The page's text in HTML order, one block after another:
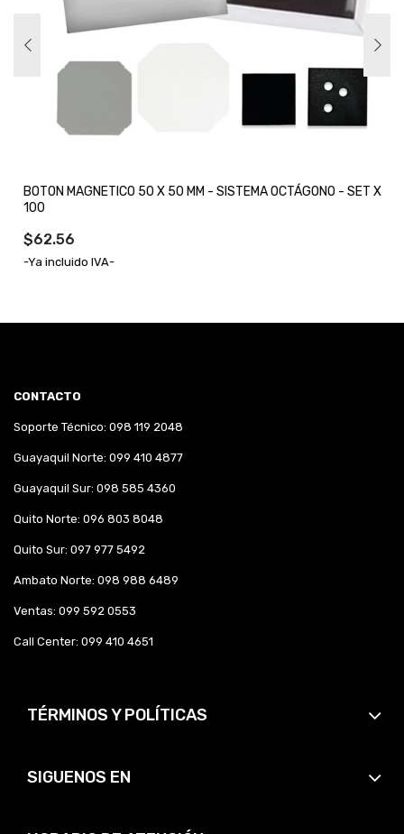
BOTON MAGNETICO 50 X 50 MM - SISTEMA OCTÁGONO - SET X
100
$62.56
-Ya incluido IVA-
CONTACTO
Soporte Técnico: 098 119 2048
Guayaquil Norte: 099 410 4877
Guayaquil Sur: 098 585 4360
Quito Norte: 096 803 8048
Quito Sur: 097 977 5492
Ambato Norte: 098 988 6489
Ventas: 099 592 0553
Call Center: 099 410 4651
TÉRMINOS Y POLÍTICAS
SIGUENOS EN